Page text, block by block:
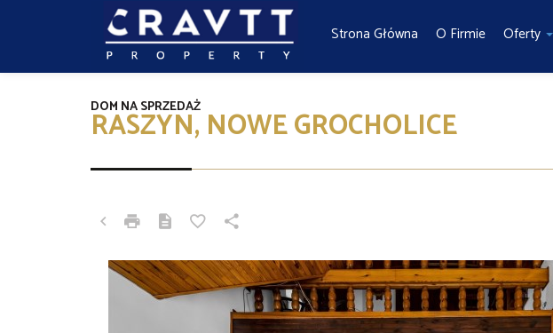
Strona Główna O Firmie Oferty
RASZYN, NOWE GROCHOLICE
DOM NA SPRZEDAŻ